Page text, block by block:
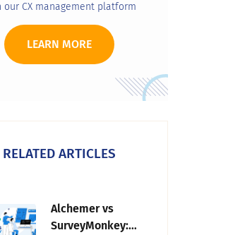
our CX management platform
LEARN MORE
RELATED ARTICLES
Alchemer vs
SurveyMonkey: